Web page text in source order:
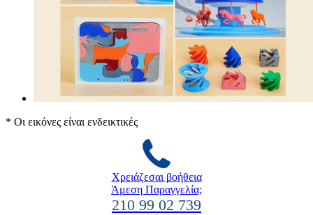
* Οι εικόνες είναι ενδεικτικές
Χρειάζεσαι βοήθεια
Άμεση Παραγγελία;
210 99 02 739